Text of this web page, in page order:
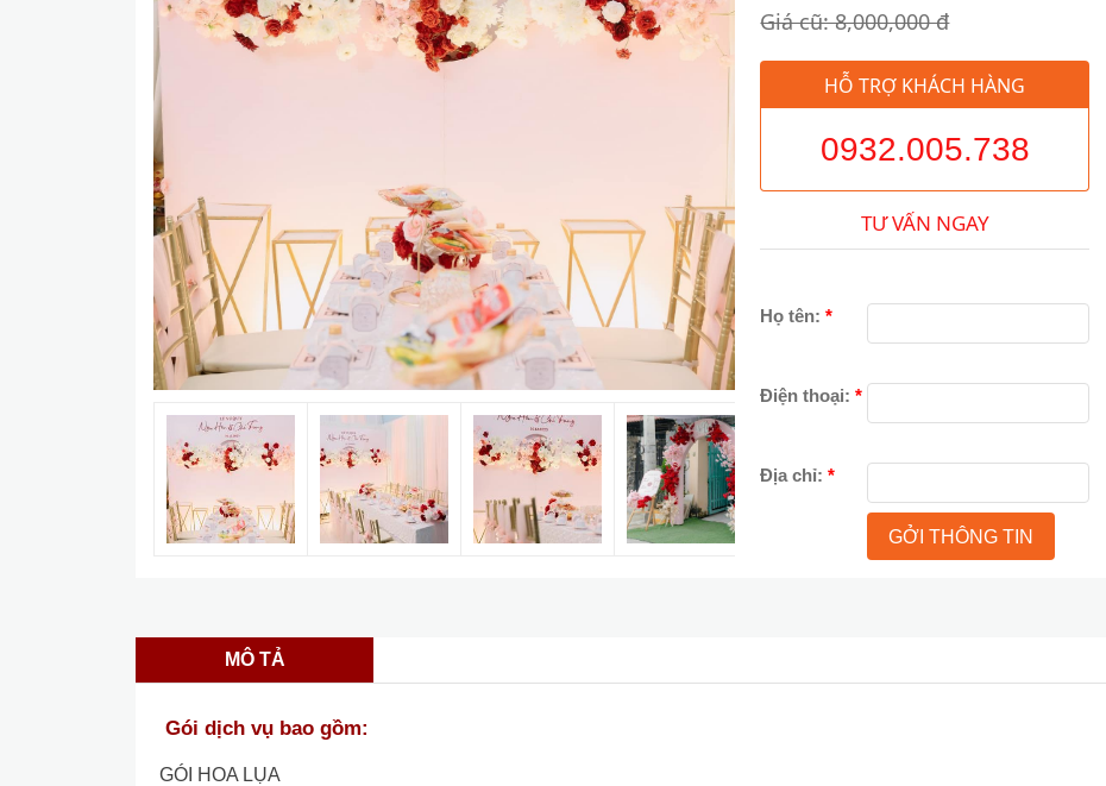
Giá cũ: 8,000,000 đ
HỖ TRỢ KHÁCH HÀNG
0932.005.738
TƯ VẤN NGAY
Họ tên:*
Điện thoại:*
Địa chỉ:*
MÔ TẢ
Gói dịch vụ bao gồm:
GÓI HOA LỤA